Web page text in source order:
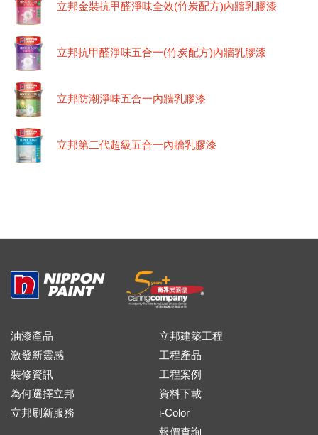
立邦金裝抗甲醛淨味全效(竹炭配方)內牆乳膠漆
立邦抗甲醛淨味五合一(竹炭配方)內牆乳膠漆
立邦防潮淨味五合一內牆乳膠漆
立邦第二代超級五合一內牆乳膠漆
油漆產品
激發新靈感
裝修資訊
為何選擇立邦
立邦刷新服務
立邦建築工程
工程產品
工程案例
資料下載
i-Color
報價查詢